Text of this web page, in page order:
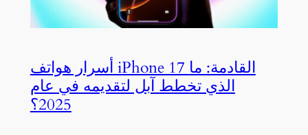
أسرار هواتف iPhone 17 القادمة: ما
الذي تخطط آبل لتقديمه في عام
2025؟